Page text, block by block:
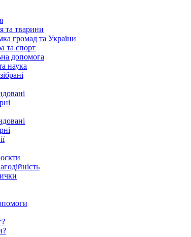
та тварини
громад та України
та спорт
допомога
наука